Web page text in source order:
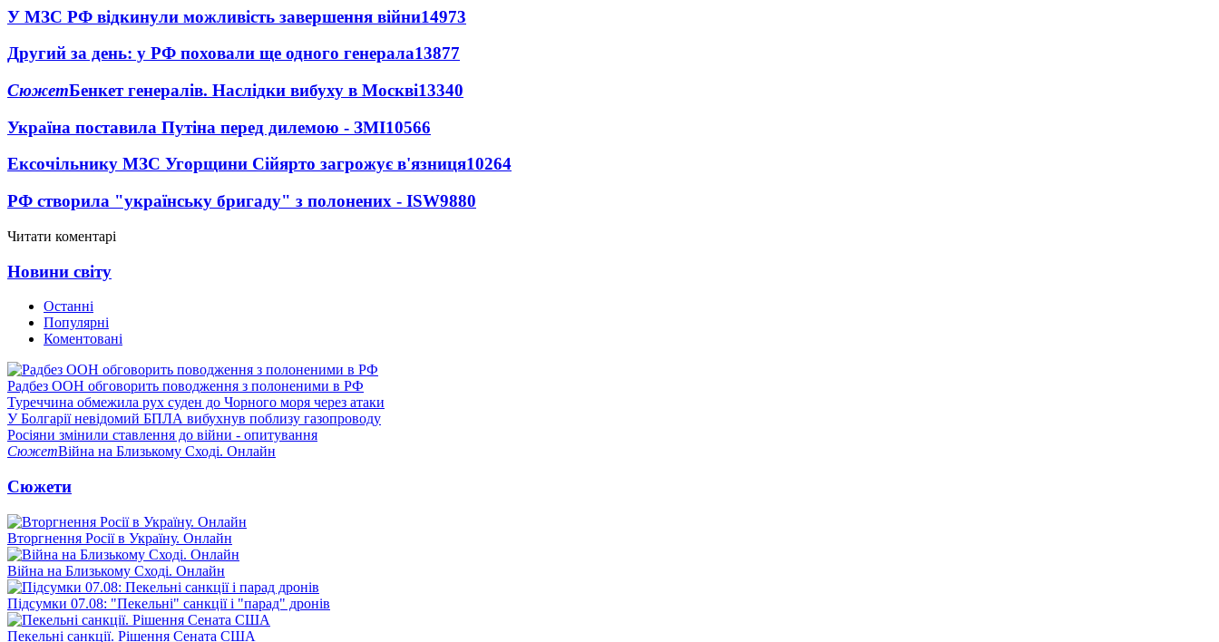
У МЗС РФ відкинули можливість завершення війни14973
Другий за день: у РФ поховали ще одного генерала13877
СюжетБенкет генералів. Наслідки вибуху в Москві13340
Україна поставила Путіна перед дилемою - ЗМІ10566
Ексочільнику МЗС Угорщини Сійярто загрожує в'язниця10264
РФ створила "українську бригаду" з полонених - ISW9880
Читати коментарі
Новини світу
Останні
Популярні
Коментовані
Радбез ООН обговорить поводження з полоненими в РФ
Туреччина обмежила рух суден до Чорного моря через атаки
У Болгарії невідомий БПЛА вибухнув поблизу газопроводу
Росіяни змінили ставлення до війни - опитування
СюжетВійна на Близькому Сході. Онлайн
Сюжети
Вторгнення Росії в Україну. Онлайн
Війна на Близькому Сході. Онлайн
Підсумки 07.08: "Пекельні" санкції і "парад" дронів
Пекельні санкції. Рішення Сената США